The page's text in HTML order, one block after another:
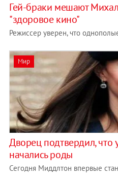
Гей-браки мешают
"здоровое кино"
Режиссер уверен, что
Мир
Дворец подтвердил, что
начались роды
Сегодня Миддлтон впервые